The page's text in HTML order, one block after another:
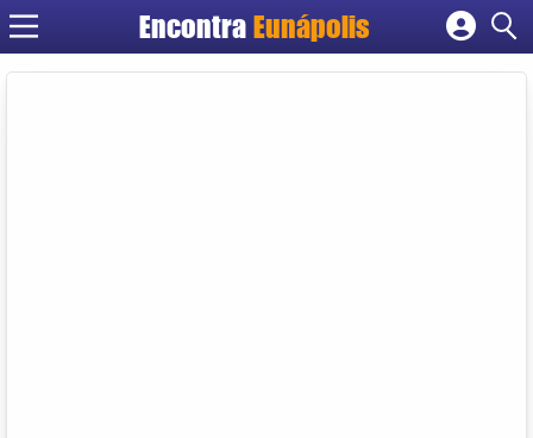
EncontraEunápolis
Cadastrar empresa